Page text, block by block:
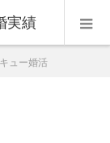
実績
ュー婚活